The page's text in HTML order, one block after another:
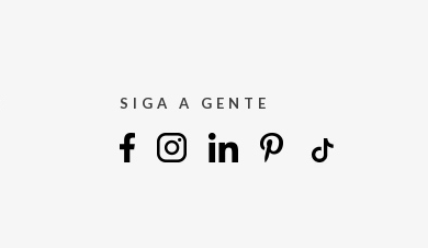
SIGA A GENTE